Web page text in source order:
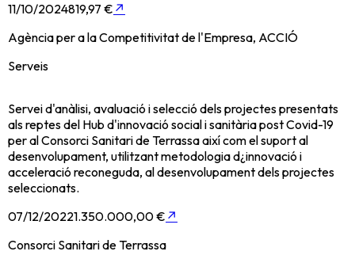
11/10/2024819,97 € ↗
Agència per a la Competitivitat de l'Empresa, ACCIÓ
Serveis
Servei d'anàlisi, avaluació i selecció dels projectes presentats
als reptes del Hub d'innovació social i sanitària post Covid-19
per al Consorci Sanitari de Terrassa així com el suport al
desenvolupament, utilitzant metodologia d¿innovació i
acceleració reconeguda, al desenvolupament dels projectes
seleccionats.
07/12/20221.350.000,00 € ↗
Consorci Sanitari de Terrassa